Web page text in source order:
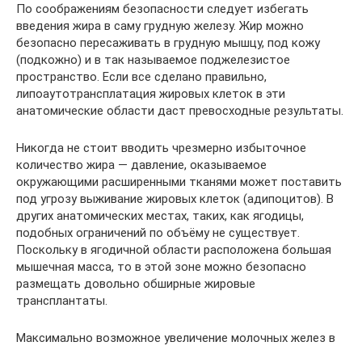
По соображениям безопасности следует избегать
введения жира в саму грудную железу. Жир можно
безопасно пересаживать в грудную мышцу, под кожу
(подкожно) и в так называемое поджелезистое
пространство. Если все сделано правильно,
липоаутотрансплатация жировых клеток в эти
анатомические области даст превосходные результаты.
Никогда не стоит вводить чрезмерно избыточное
количество жира — давление, оказываемое
окружающими расширенными тканями может поставить
под угрозу выживание жировых клеток (адипоцитов). В
других анатомических местах, таких, как ягодицы,
подобных ограничений по объёму не существует.
Поскольку в ягодичной области расположена большая
мышечная масса, то в этой зоне можно безопасно
размещать довольно обширные жировые
трансплантаты.
Максимально возможное увеличение молочных желез в